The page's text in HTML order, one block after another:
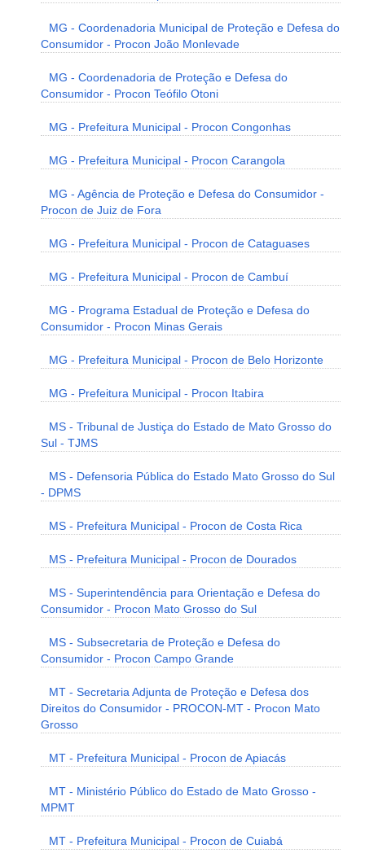
MG - Coordenadoria Municipal de Proteção e Defesa do
Consumidor - Procon João Monlevade
MG - Coordenadoria de Proteção e Defesa do
Consumidor - Procon Teófilo Otoni
MG - Prefeitura Municipal - Procon Congonhas
MG - Prefeitura Municipal - Procon Carangola
MG - Agência de Proteção e Defesa do Consumidor -
Procon de Juiz de Fora
MG - Prefeitura Municipal - Procon de Cataguases
MG - Prefeitura Municipal - Procon de Cambuí
MG - Programa Estadual de Proteção e Defesa do
Consumidor - Procon Minas Gerais
MG - Prefeitura Municipal - Procon de Belo Horizonte
MG - Prefeitura Municipal - Procon Itabira
MS - Tribunal de Justiça do Estado de Mato Grosso do
Sul - TJMS
MS - Defensoria Pública do Estado Mato Grosso do Sul
- DPMS
MS - Prefeitura Municipal - Procon de Costa Rica
MS - Prefeitura Municipal - Procon de Dourados
MS - Superintendência para Orientação e Defesa do
Consumidor - Procon Mato Grosso do Sul
MS - Subsecretaria de Proteção e Defesa do
Consumidor - Procon Campo Grande
MT - Secretaria Adjunta de Proteção e Defesa dos
Direitos do Consumidor - PROCON-MT - Procon Mato
Grosso
MT - Prefeitura Municipal - Procon de Apiacás
MT - Ministério Público do Estado de Mato Grosso -
MPMT
MT - Prefeitura Municipal - Procon de Cuiabá